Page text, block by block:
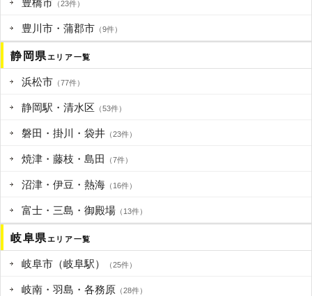
（23件）
豊川市・蒲郡市 （9件）
静岡県 エリア一覧
浜松市 （77件）
静岡駅・清水区 （53件）
磐田・掛川・袋井 （23件）
焼津・藤枝・島田 （7件）
沼津・伊豆・熱海 （16件）
富士・三島・御殿場 （13件）
岐阜県 エリア一覧
岐阜市（岐阜駅） （25件）
岐南・羽島・各務原 （28件）